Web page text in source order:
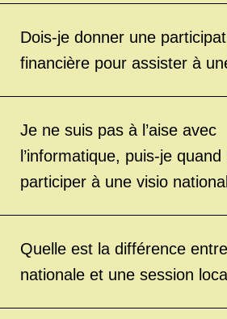
Dois-je donner une
financière pour assister à
Je ne suis pas à l’aise avec
l’informatique, puis-je
participer à une visio
Quelle est la différence
nationale et une session